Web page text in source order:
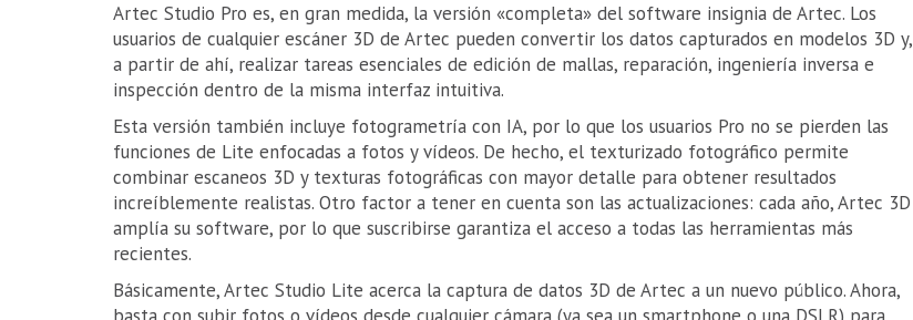
Artec Studio Pro es, en gran medida, la versión «completa» del software insignia de Artec. Los
usuarios de cualquier escáner 3D de Artec pueden convertir los datos capturados en modelos 3D y,
a partir de ahí, realizar tareas esenciales de edición de mallas, reparación, ingeniería inversa e
inspección dentro de la misma interfaz intuitiva.
Esta versión también incluye fotogrametría con IA, por lo que los usuarios Pro no se pierden las
funciones de Lite enfocadas a fotos y vídeos. De hecho, el texturizado fotográfico permite
combinar escaneos 3D y texturas fotográficas con mayor detalle para obtener resultados
increíblemente realistas. Otro factor a tener en cuenta son las actualizaciones: cada año, Artec 3D
amplía su software, por lo que suscribirse garantiza el acceso a todas las herramientas más
recientes.
Básicamente, Artec Studio Lite acerca la captura de datos 3D de Artec a un nuevo público. Ahora,